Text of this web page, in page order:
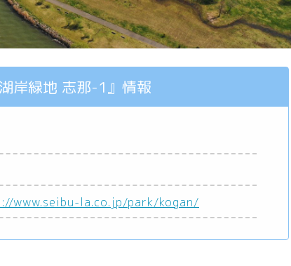
湖岸緑地 志那-1』情報
www.seibu-la.co.jp/park/kogan/